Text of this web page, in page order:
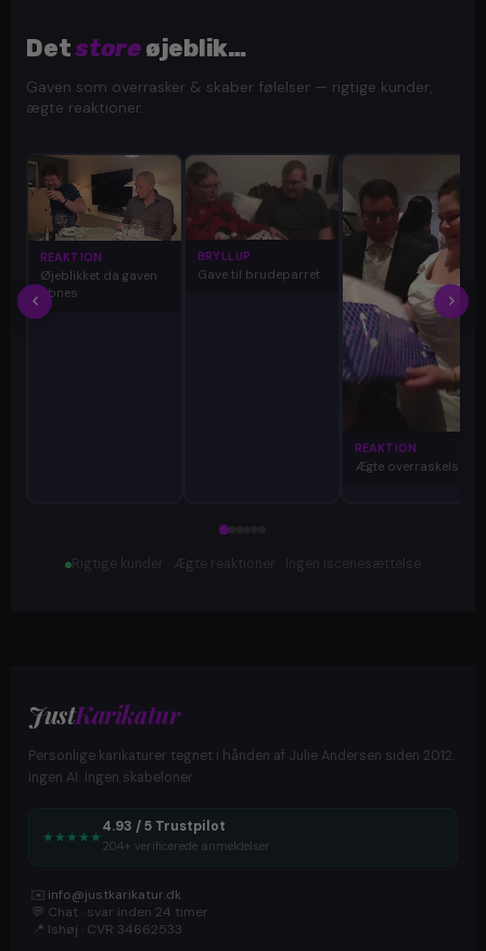
Detstoreøjeblik…
Gaven som overrasker & skaber følelser — rigtige kunder,
ægte reaktioner.
REAKTION
Øjeblikket da gaven
åbnes
BRYLLUP
Gave til brudeparret
REAKTION
Ægte overraskelse
Rigtige kunder · Ægte reaktioner · Ingen iscenesættelse
JustKarikatur
Personlige karikaturer tegnet i hånden af Julie Andersen siden 2012.
Ingen AI. Ingen skabeloner.
★ ★ ★ ★ ★
4.93 / 5 Trustpilot
204+ verificerede anmeldelser
✉️ info@justkarikatur.dk
💬 Chat · svar inden 24 timer
📍 Ishøj · CVR 34662533